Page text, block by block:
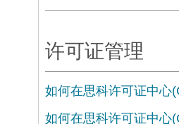
许可证管理
如何在思科许可证中心
如何在思科许可证中心